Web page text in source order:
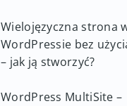
Wielojęzyczna strona
WordPressie bez
– jak ją stworzyć?
WordPress MultiSite –